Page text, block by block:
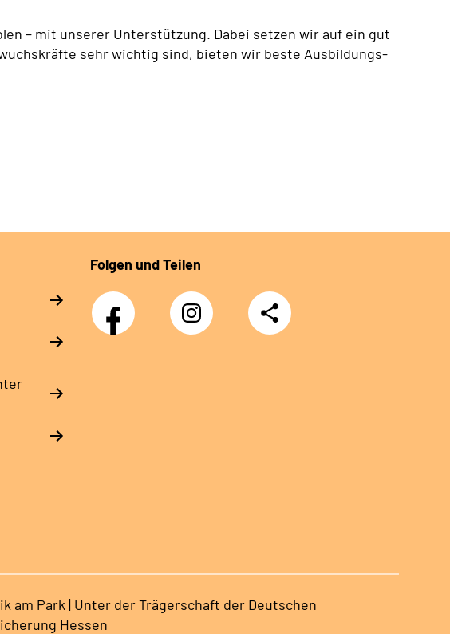
– mit unserer Unterstützung. Dabei setzen wir auf ein gut
sehr wichtig sind, bieten wir beste Ausbildungs-
Folgen und Teilen
Facebook Instagram
Teilen
am Park | Unter der Trägerschaft der Deutschen
Hessen